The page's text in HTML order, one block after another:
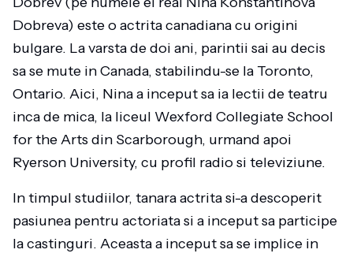
Dobreva) este o actrita canadiana cu origini
bulgare. La varsta de doi ani, parintii sai au decis
sa se mute in Canada, stabilindu-se la Toronto,
Ontario. Aici, Nina a inceput sa ia lectii de teatru
inca de mica, la liceul Wexford Collegiate School
for the Arts din Scarborough, urmand apoi
Ryerson University, cu profil radio si televiziune.
In timpul studiilor, tanara actrita si-a descoperit
pasiunea pentru actoriata si a inceput sa participe
la castinguri. Aceasta a inceput sa se implice in